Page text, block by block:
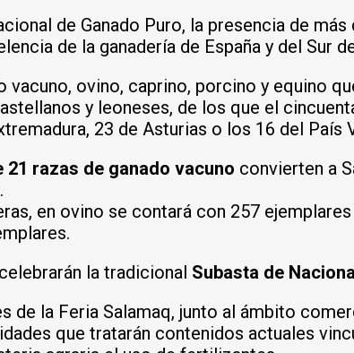
de Ganado Puro, la presencia de más
de la ganadería de España y del Sur
vacuno, ovino, caprino, porcino y equino
y leoneses, de los que el
23 de Asturias o los 16 del País
21 razas de ganado vacuno convierten a
en ovino se contará con 257
la tradicional Subasta de
de la Feria Salamaq, junto al ámbito
que tratarán contenidos actuales